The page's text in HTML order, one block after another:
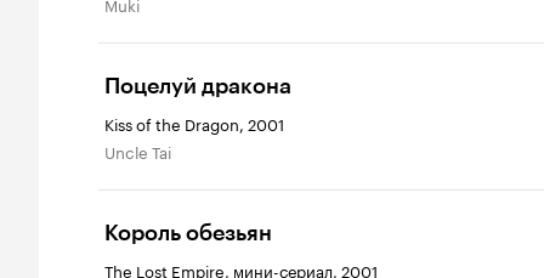
Поцелуй дракона
Kiss of the Dragon, 2001
Uncle Tai
Король обезьян
The Lost Empire, мини-сериал, 2001